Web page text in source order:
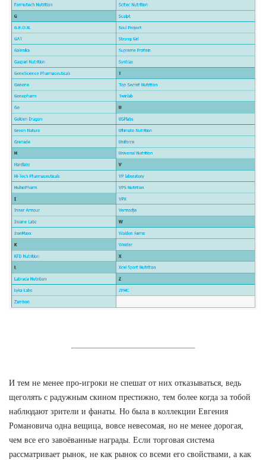
И тем не менее про-игроки не спешат от них отказываться, ведь
щеголять с радужным скином престижно, тем более когда за тобой
наблюдают зрители и фанаты. Но была в коллекции Евгения
Романовича одна вещица, вовсе невесомая, но не менее дорогая,
чем все его завоёванные награды. Если торговая система
рассматривает рынок, не как рынок со всеми его свойствами, а как